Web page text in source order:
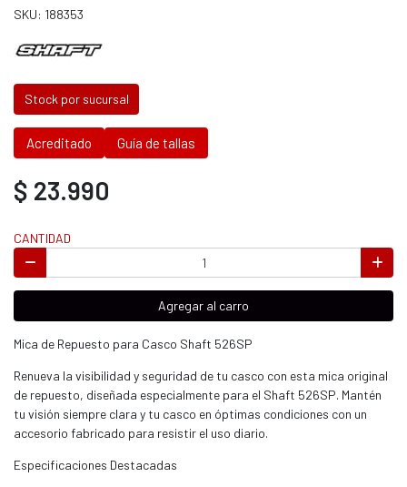
SKU: 188353
Stock por sucursal
Acreditado Guía de tallas
$ 23.990
CANTIDAD
Agregar al carro
Mica de Repuesto para Casco Shaft 526SP
Renueva la visibilidad y seguridad de tu casco con esta mica original
de repuesto, diseñada especialmente para el Shaft 526SP. Mantén
tu visión siempre clara y tu casco en óptimas condiciones con un
accesorio fabricado para resistir el uso diario.
Especificaciones Destacadas